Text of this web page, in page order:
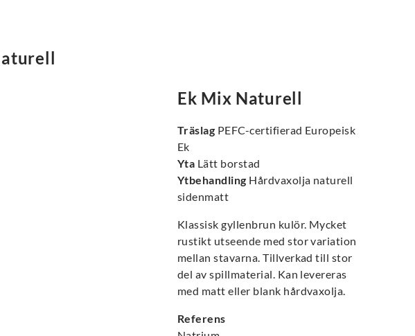
Ek Mix Naturell
Träslag PEFC-certifierad Europeisk
Ek
Yta Lätt borstad
Ytbehandling Hårdvaxolja naturell
sidenmatt
Klassisk gyllenbrun kulör. Mycket
rustikt utseende med stor variation
mellan stavarna. Tillverkad till stor
del av spillmaterial. Kan levereras
med matt eller blank hårdvaxolja.
Referens